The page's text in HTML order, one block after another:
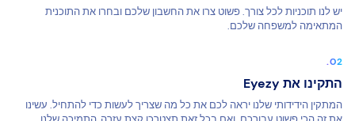
יש לנו תוכניות לכל צורך. פשוט צרו את החשבון שלכם ובחרו את התוכנית
המתאימה למשפחה שלכם.
התקינו את Eyezy
המתקין הידידותי שלנו יראה לכם את כל מה שצריך לעשות כדי להתחיל. עשינו